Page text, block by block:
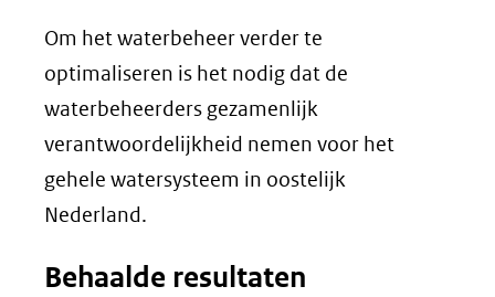
Om het waterbeheer verder te
optimaliseren is het nodig dat de
waterbeheerders gezamenlijk
verantwoordelijkheid nemen voor het
gehele watersysteem in oostelijk
Nederland.
Behaalde resultaten